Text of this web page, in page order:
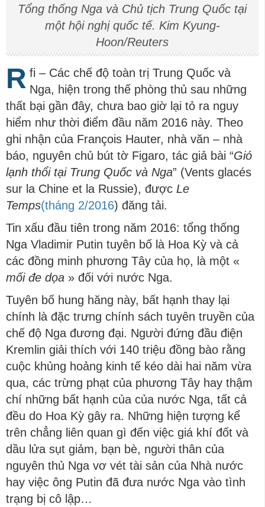
Tổng thống Nga và Chủ tịch Trung Quốc tại
một hội nghị quốc tế. Kim Kyung-
Hoon/Reuters
R fi – Các chế độ toàn trị Trung Quốc và
Nga, hiện trong thế phòng thủ sau những
thất bại gần đây, chưa bao giờ lại tỏ ra nguy
hiểm như thời điểm đầu năm 2016 này. Theo
ghi nhận của François Hauter, nhà văn – nhà
báo, nguyên chủ bút tờ Figaro, tác giả bài “Gió
lạnh thổi tại Trung Quốc và Nga” (Vents glacés
sur la Chine et la Russie), được Le
Temps(tháng 2/2016) đăng tải.
Tin xấu đầu tiên trong năm 2016: tổng thống
Nga Vladimir Putin tuyên bố là Hoa Kỳ và cả
các đồng minh phương Tây của họ, là một «
mối đe dọa » đối với nước Nga.
Tuyên bố hung hăng này, bất hạnh thay lại
chính là đặc trưng chính sách tuyên truyền của
chế độ Nga đương đại. Người đứng đầu điện
Kremlin giải thích với 140 triệu đồng bào rằng
cuộc khủng hoảng kinh tế kéo dài hai năm vừa
qua, các trừng phạt của phương Tây hay thậm
chí những bất hạnh của của nước Nga, tất cả
đều do Hoa Kỳ gây ra. Những hiện tượng kể
trên chẳng liên quan gì đến việc giá khí đốt và
dầu lửa sụt giảm, bạn bè, người thân của
nguyên thủ Nga vơ vét tài sản của Nhà nước
hay việc ông Putin đã đưa nước Nga vào tình
trạng bị cô lập…